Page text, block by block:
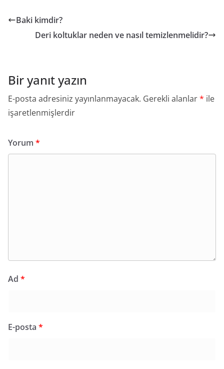
Baki kimdir?
Deri koltuklar neden ve nasıl temizlenmelidir?
Bir yanıt yazın
E-posta adresiniz yayınlanmayacak. Gerekli alanlar* ile
işaretlenmişlerdir
Yorum *
Ad *
E-posta *